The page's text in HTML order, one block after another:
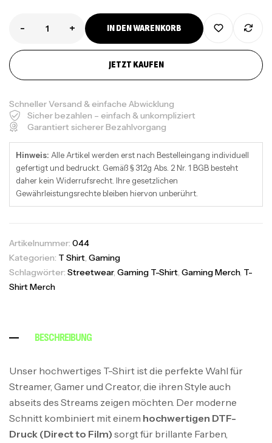
- + IN DEN WARENKORB
JETZT KAUFEN
Schneller Versand & einfache Abwicklung
Sicher bezahlen – einfach & unkompliziert
Garantiert sicherer Bezahlvorgang
Hinweis: Alle Artikel werden erst nach Bestelleingang individuell
gefertigt und bedruckt. Gemäß § 312g Abs. 2 Nr. 1 BGB besteht
daher kein Widerrufsrecht. Ihre gesetzlichen
Gewährleistungsrechte bleiben hiervon unberührt.
Artikelnummer: 044
Kategorien: T Shirt, Gaming
Schlagwörter: Streetwear, Gaming T-Shirt, Gaming Merch, T-
Shirt Merch
BESCHREIBUNG
Unser hochwertiges T-Shirt ist die perfekte Wahl für
Streamer, Gamer und Creator, die ihren Style auch
abseits des Streams zeigen möchten. Der moderne
Schnitt kombiniert mit einem hochwertigen DTF-
Druck (Direct to Film) sorgt für brillante Farben,